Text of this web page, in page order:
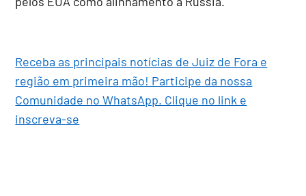
Receba as principais notícias de Juiz de Fora e
região em primeira mão! Participe da nossa
Comunidade no WhatsApp. Clique no link e
inscreva-se